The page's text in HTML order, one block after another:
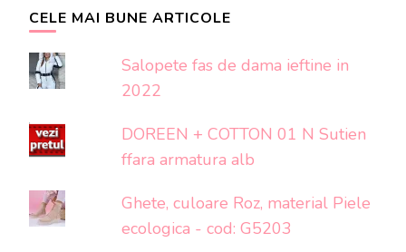
CELE MAI BUNE ARTICOLE
Salopete fas de dama ieftine in
2022
DOREEN + COTTON 01 N Sutien
ffara armatura alb
Ghete, culoare Roz, material Piele
ecologica - cod: G5203